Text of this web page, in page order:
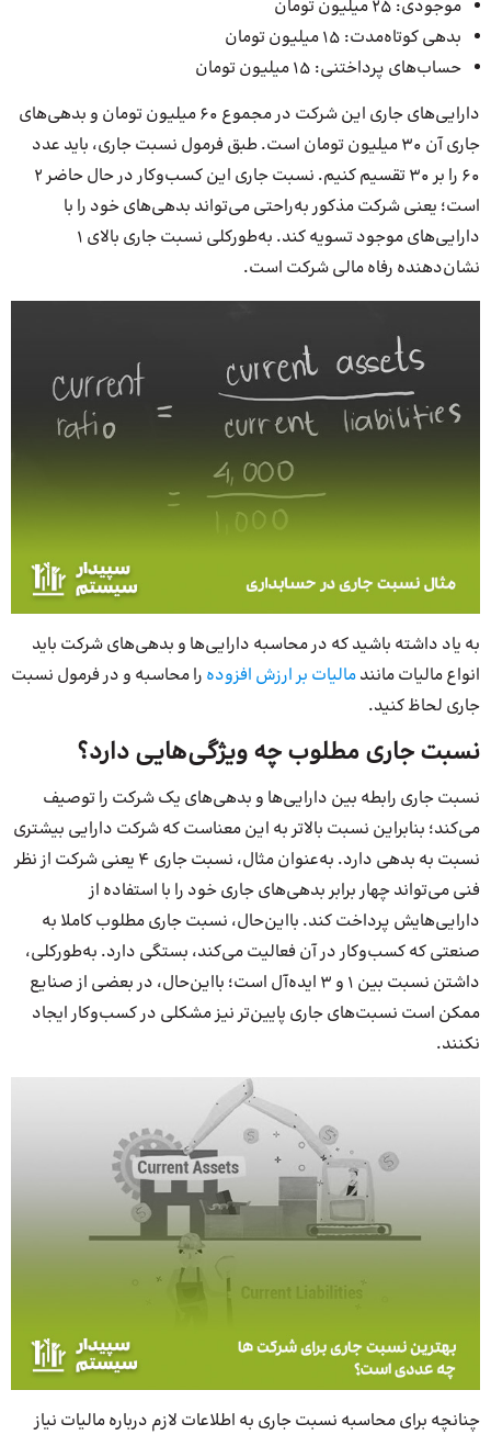
موجودی: 25 میلیون تومان
بدهی کوتاه‌مدت: 15 میلیون تومان
حساب‌های پرداختنی: 15 میلیون تومان
دارایی‌های جاری این شرکت در مجموع 60 میلیون تومان و بدهی‌های
جاری آن 30 میلیون تومان است. طبق فرمول نسبت جاری، باید عدد
60 را بر 30 تقسیم کنیم. نسبت جاری این کسب‌وکار در حال حاضر 2
است؛ یعنی شرکت مذکور به‌راحتی می‌تواند بدهی‌های خود را با
دارایی‌های موجود تسویه کند. به‌طورکلی نسبت جاری بالای 1
نشان‌دهنده رفاه مالی شرکت است.
به یاد داشته باشید که در محاسبه دارایی‌ها و بدهی‌های شرکت باید
انواع مالیات مانندمالیات بر ارزش افزوده را محاسبه و در فرمول نسبت
جاری لحاظ کنید.
نسبت جاری مطلوب چه ویژگی‌هایی دارد؟
نسبت جاری رابطه بین دارایی‌ها و بدهی‌های یک شرکت را توصیف
می‌کند؛ بنابراین نسبت بالاتر به این معناست که شرکت دارایی بیشتری
نسبت به بدهی دارد. به‌عنوان مثال، نسبت جاری ۴ یعنی شرکت از نظر
فنی می‌تواند چهار برابر بدهی‌های جاری خود را با استفاده از
دارایی‌هایش پرداخت کند. بااین‌حال، نسبت جاری مطلوب کاملا به
صنعتی که کسب‌وکار در آن فعالیت می‌کند، بستگی دارد. به‌طورکلی،
داشتن نسبت بین 1 و 3 ایده‌آل است؛ بااین‌حال، در بعضی از صنایع
ممکن است نسبت‌های جاری پایین‌تر نیز مشکلی در کسب‌وکار ایجاد
نکنند.
چنانچه برای محاسبه نسبت جاری به اطلاعات لازم درباره مالیات نیاز